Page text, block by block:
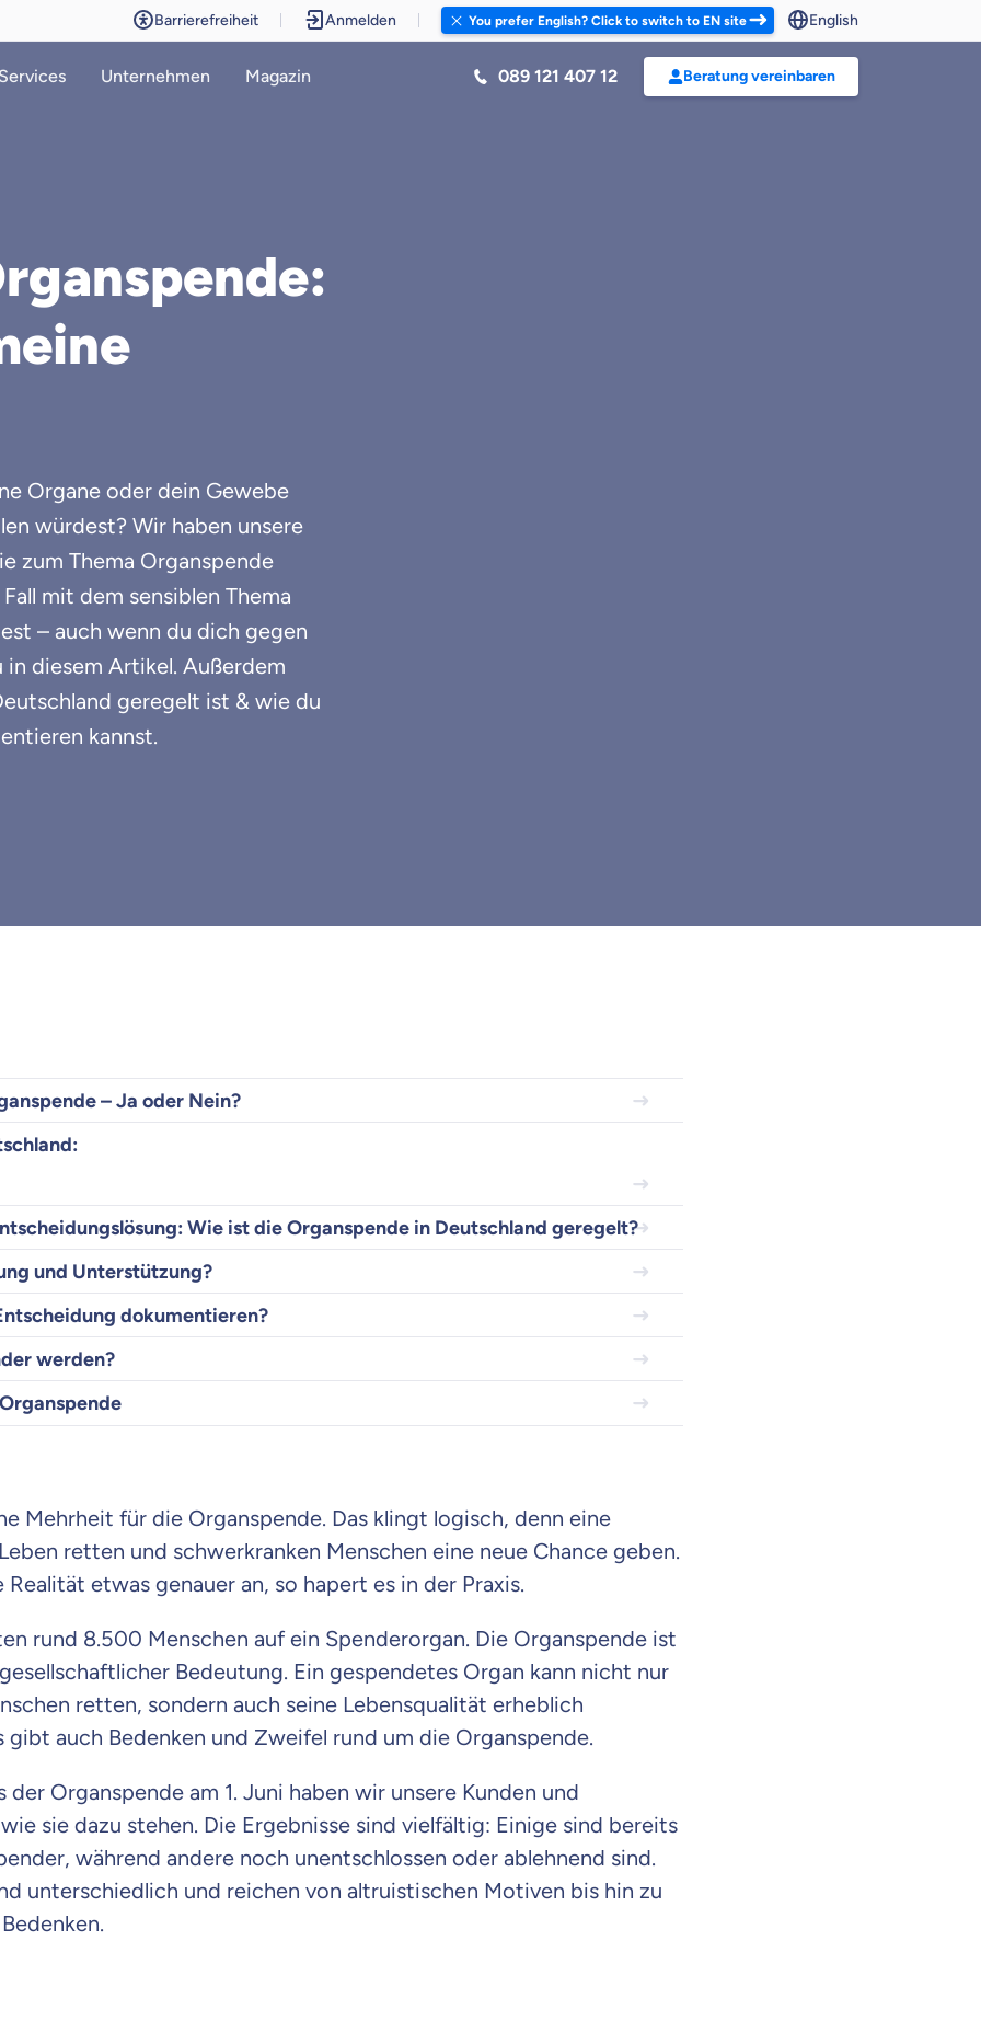
Barrierefreiheit Anmelden You prefer English? Click to switch to EN site English
Services Unternehmen Magazin 089 121 407 12 Beratung vereinbaren
Organe oder dein Gewebe
würdest? Wir haben unsere
zum Thema Organspende
mit dem sensiblen Thema
– auch wenn du dich gegen
diesem Artikel. Außerdem
geregelt ist & wie du
kannst.
– Ja oder Nein?
Wie ist die Organspende in Deutschland geregelt?
und Unterstützung?
dokumentieren?
werden?
Mehrheit für die Organspende. Das klingt logisch, denn eine
retten und schwerkranken Menschen eine neue Chance geben.
etwas genauer an, so hapert es in der Praxis.
rund 8.500 Menschen auf ein Spenderorgan. Die Organspende ist
Bedeutung. Ein gespendetes Organ kann nicht nur
retten, sondern auch seine Lebensqualität erheblich
gibt auch Bedenken und Zweifel rund um die Organspende.
der Organspende am 1. Juni haben wir unsere Kunden und
sie dazu stehen. Die Ergebnisse sind vielfältig: Einige sind bereits
während andere noch unentschlossen oder ablehnend sind.
unterschiedlich und reichen von altruistischen Motiven bis hin zu